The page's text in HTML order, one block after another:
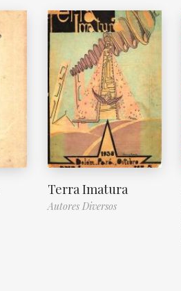
Terra Imatura
Autores Diversos